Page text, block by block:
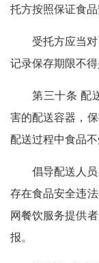
托方按照保证食品
受托方应当
记录保存期限不得
第三十条 配
害的配送容器，
配送过程中食品不
倡导配送人
存在食品安全违
网餐饮服务提供
报。